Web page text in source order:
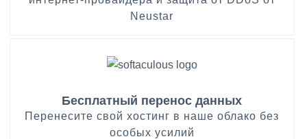
Neustar
Бесплатный перенос данных
Перенесите свой хостинг в наше облако без
особых усилий